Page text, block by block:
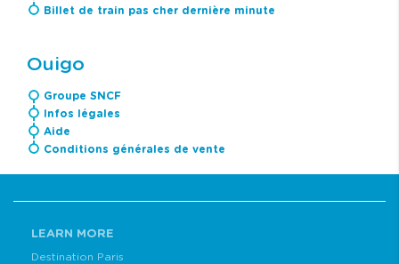
Billet de train pas cher dernière minute
Ouigo
Groupe SNCF
Infos légales
Aide
Conditions générales de vente
LEARN MORE
Destination Paris